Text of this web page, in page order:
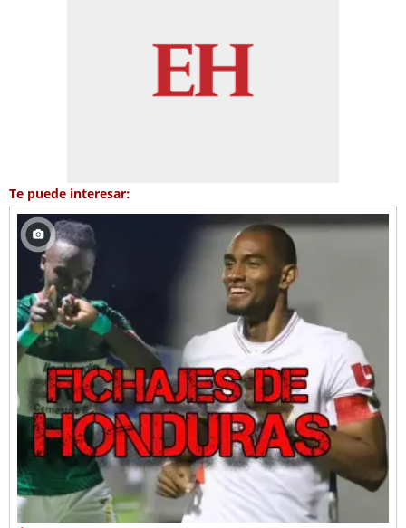
Te puede interesar: